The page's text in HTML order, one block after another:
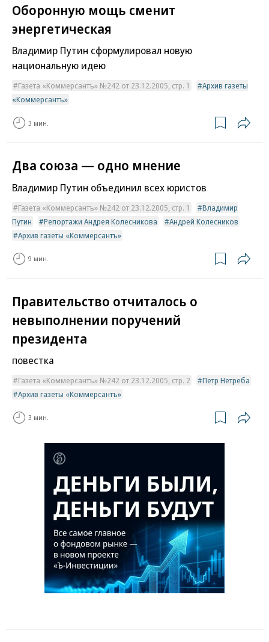
Оборонную мощь сменит
энергетическая
Владимир Путин сформулировал новую
национальную идею
Газета «Коммерсантъ» №242 от 23.12.2005, стр. 1
Архив газеты
«Коммерсантъ»
3 мин.
Два союза — одно мнение
Владимир Путин объединил всех юристов
Газета «Коммерсантъ» №242 от 23.12.2005, стр. 1
Владимир
Путин
Репортажи Андрея Колесникова
Андрей Колесников
Архив газеты «Коммерсантъ»
9 мин.
Правительство отчиталось о
невыполнении поручений
президента
повестка
Газета «Коммерсантъ» №242 от 23.12.2005, стр. 2
Петр Нетреба
Архив газеты «Коммерсантъ»
3 мин.